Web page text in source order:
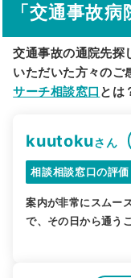
駅から
「交通事故
交通事故の通院先探
いただいた方々のご
サーチ相談窓口 とは
kuutokuさん
相談相談窓口の評価
案内が非常にスムー
で、その日から通う